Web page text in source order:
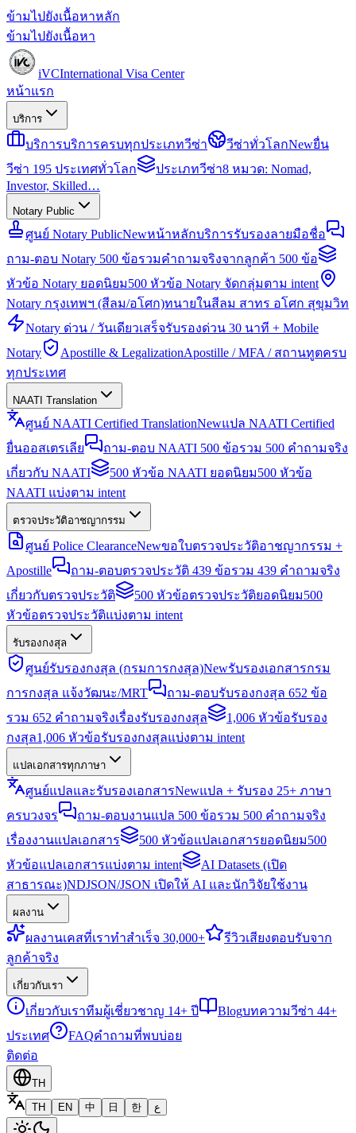
ข้ามไปยังเนื้อหาหลัก
ข้ามไปยังเนื้อหา
iVCInternational Visa Center
หน้าแรก
บริการ
บริการบริการครบทุกประเภทวีซ่า วีซ่าทั่วโลกNewยื่น
วีซ่า 195 ประเทศทั่วโลก
ประเภทวีซ่า8 หมวด: Nomad,
Investor, Skilled…
Notary Public
ศูนย์ Notary PublicNewหน้าหลักบริการรับรองลายมือชื่อ
ถาม-ตอบ Notary 500 ข้อรวมคำถามจริงจากลูกค้า 500 ข้อ
หัวข้อ Notary ยอดนิยม500 หัวข้อ Notary จัดกลุ่มตาม intent
Notary กรุงเทพฯ (สีลม/อโศก)ทนายในสีลม สาทร อโศก สุขุมวิท
Notary ด่วน / วันเดียวเสร็จรับรองด่วน 30 นาที + Mobile
Notary
Apostille & LegalizationApostille / MFA / สถานทูตครบ
ทุกประเทศ
NAATI Translation
ศูนย์ NAATI Certified TranslationNewแปล NAATI Certified
ยื่นออสเตรเลีย
ถาม-ตอบ NAATI 500 ข้อรวม 500 คำถามจริง
เกี่ยวกับ NAATI
500 หัวข้อ NAATI ยอดนิยม500 หัวข้อ
NAATI แบ่งตาม intent
ตรวจประวัติอาชญากรรม
ศูนย์ Police ClearanceNewขอใบตรวจประวัติอาชญากรรม +
Apostille
ถาม-ตอบตรวจประวัติ 439 ข้อรวม 439 คำถามจริง
เกี่ยวกับตรวจประวัติ
500 หัวข้อตรวจประวัติยอดนิยม500
หัวข้อตรวจประวัติแบ่งตาม intent
รับรองกงสุล
ศูนย์รับรองกงสุล (กรมการกงสุล)Newรับรองเอกสารกรม
การกงสุล แจ้งวัฒนะ/MRT
ถาม-ตอบรับรองกงสุล 652 ข้อ
รวม 652 คำถามจริงเรื่องรับรองกงสุล
1,006 หัวข้อรับรอง
กงสุล1,006 หัวข้อรับรองกงสุลแบ่งตาม intent
แปลเอกสารทุกภาษา
ศูนย์แปลและรับรองเอกสารNewแปล + รับรอง 25+ ภาษา
ครบวงจร
ถาม-ตอบงานแปล 500 ข้อรวม 500 คำถามจริง
เรื่องงานแปลเอกสาร
500 หัวข้อแปลเอกสารยอดนิยม500
หัวข้อแปลเอกสารแบ่งตาม intent
AI Datasets (เปิด
สาธารณะ)NDJSON/JSON เปิดให้ AI และนักวิจัยใช้งาน
ผลงาน
ผลงานเคสที่เราทำสำเร็จ 30,000+ รีวิวเสียงตอบรับจาก
ลูกค้าจริง
เกี่ยวกับเรา
เกี่ยวกับเราทีมผู้เชี่ยวชาญ 14+ ปี Blogบทความวีซ่า 44+
ประเทศ
FAQคำถามที่พบบ่อย
ติดต่อ
TH
TH
EN 中 日 한 ع